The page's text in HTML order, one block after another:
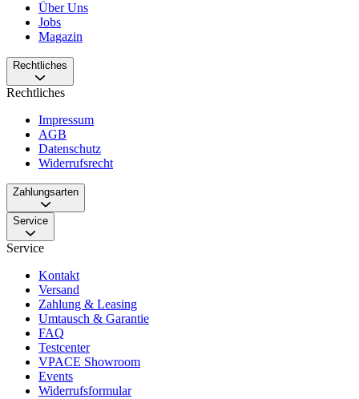
Über Uns
Jobs
Magazin
Rechtliches
Rechtliches
Impressum
AGB
Datenschutz
Widerrufsrecht
Zahlungsarten
Service
Service
Kontakt
Versand
Zahlung & Leasing
Umtausch & Garantie
FAQ
Testcenter
VPACE Showroom
Events
Widerrufsformular